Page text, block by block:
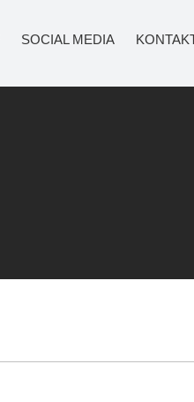
SOCIAL MEDIA